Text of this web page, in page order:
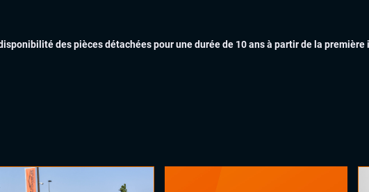
et limiteur de vitesse
cockpit (live cockpit, compteur
des pièces détachées pour une durée de 10 ans à partir de la